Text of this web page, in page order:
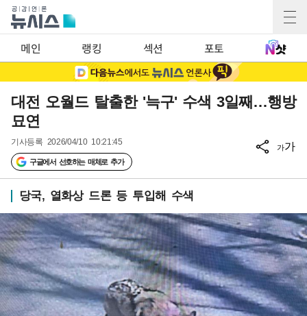
메인 랭킹 섹션 포토
대전 오월드 탈출한 '늑구' 수색 3일째…행방
묘연
기사등록 2026/04/10 10:21:45
구글에서 선호하는 매체로 추가
가가
당국, 열화상 드론 등 투입해 수색